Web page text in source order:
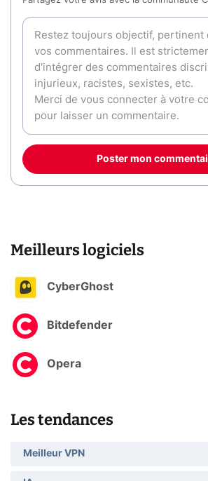
Poster mon
Meilleurs logiciels
CyberGhost
Bitdefender
Opera
Les tendances
Meilleur VPN